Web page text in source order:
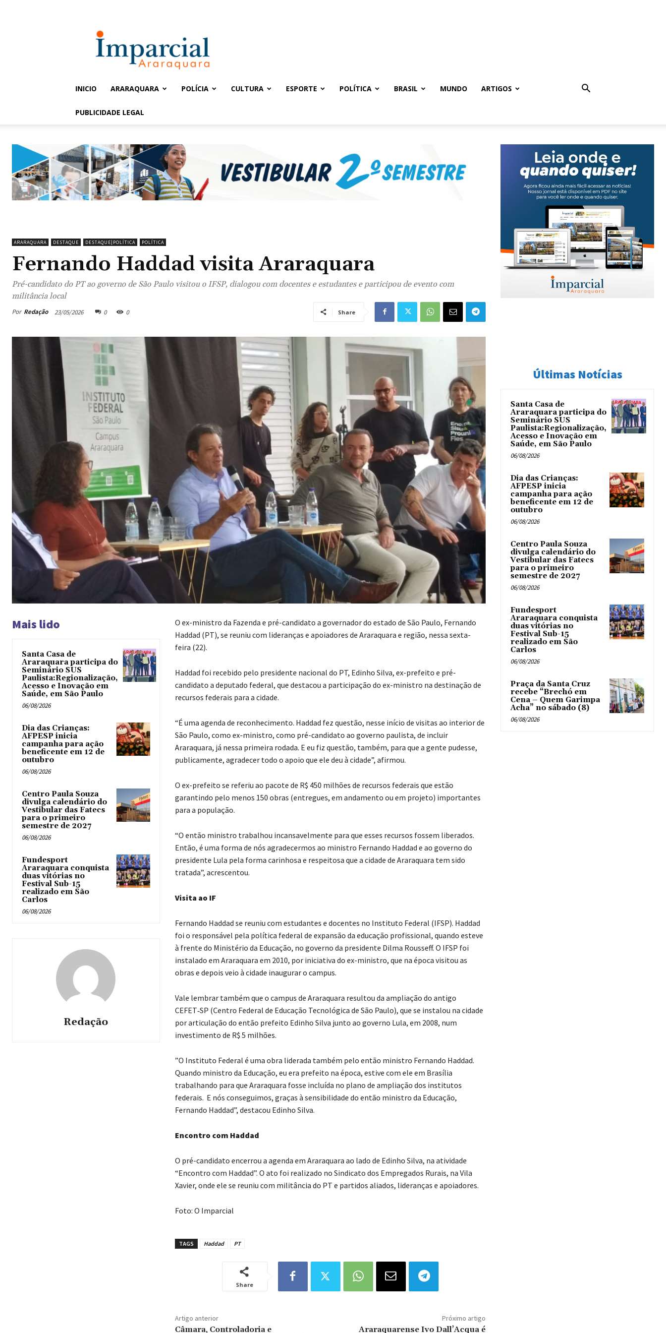
Imparcial
INICIO ARARAQUARA POLÍCIA CULTURA ESPORTE POLÍTICA BRASIL MUNDO ARTIGOS
PUBLICIDADE LEGAL
ARARAQUARA DESTAQUE DESTAQUE|POLÍTICA POLÍTICA
Fernando Haddad visita Araraquara
Pré-candidato do PT ao governo de São Paulo visitou o IFSP, dialogou com docentes e estudantes e participou de evento com
militância local
Por Redação 23/05/2026 0 0 Share
Mais lido
Santa Casa de
Araraquara participa do
Seminário SUS
Paulista:Regionalização,
Acesso e Inovação em
Saúde, em São Paulo
06/08/2026
Dia das Crianças:
AFPESP inicia
campanha para ação
beneficente em 12 de
outubro
06/08/2026
Centro Paula Souza
divulga calendário do
Vestibular das Fatecs
para o primeiro
semestre de 2027
06/08/2026
Fundesport
Araraquara conquista
duas vitórias no
Festival Sub-15
realizado em São
Carlos
06/08/2026
Redação
O ex-ministro da Fazenda e pré-candidato a governador do estado de São Paulo, Fernando
Haddad (PT), se reuniu com lideranças e apoiadores de Araraquara e região, nessa sexta-
feira (22).
Haddad foi recebido pelo presidente nacional do PT, Edinho Silva, ex-prefeito e pré-
candidato a deputado federal, que destacou a participação do ex-ministro na destinação de
recursos federais para a cidade.
“É uma agenda de reconhecimento. Haddad fez questão, nesse início de visitas ao interior de
São Paulo, como ex-ministro, como pré-candidato ao governo paulista, de incluir
Araraquara, já nessa primeira rodada. E eu fiz questão, também, para que a gente pudesse,
publicamente, agradecer todo o apoio que ele deu à cidade”, afirmou.
O ex-prefeito se referiu ao pacote de R$ 450 milhões de recursos federais que estão
garantindo pelo menos 150 obras (entregues, em andamento ou em projeto) importantes
para a população.
“O então ministro trabalhou incansavelmente para que esses recursos fossem liberados.
Então, é uma forma de nós agradecermos ao ministro Fernando Haddad e ao governo do
presidente Lula pela forma carinhosa e respeitosa que a cidade de Araraquara tem sido
tratada”, acrescentou.
Visita ao IF
Fernando Haddad se reuniu com estudantes e docentes no Instituto Federal (IFSP). Haddad
foi o responsável pela política federal de expansão da educação profissional, quando esteve
à frente do Ministério da Educação, no governo da presidente Dilma Rousseff. O IFSP foi
instalado em Araraquara em 2010, por iniciativa do ex-ministro, que na época visitou as
obras e depois veio à cidade inaugurar o campus.
Vale lembrar também que o campus de Araraquara resultou da ampliação do antigo
CEFET‑SP (Centro Federal de Educação Tecnológica de São Paulo), que se instalou na cidade
por articulação do então prefeito Edinho Silva junto ao governo Lula, em 2008, num
investimento de R$ 5 milhões.
”O Instituto Federal é uma obra liderada também pelo então ministro Fernando Haddad.
Quando ministro da Educação, eu era prefeito na época, estive com ele em Brasília
trabalhando para que Araraquara fosse incluída no plano de ampliação dos institutos
federais. E nós conseguimos, graças à sensibilidade do então ministro da Educação,
Fernando Haddad”, destacou Edinho Silva.
Encontro com Haddad
O pré-candidato encerrou a agenda em Araraquara ao lado de Edinho Silva, na atividade
“Encontro com Haddad”. O ato foi realizado no Sindicato dos Empregados Rurais, na Vila
Xavier, onde ele se reuniu com militância do PT e partidos aliados, lideranças e apoiadores.
Foto: O Imparcial
TAGS Haddad PT
Share
Artigo anterior
Câmara, Controladoria e
Próximo artigo
Araraquarense Ivo Dall’Acqua é
Últimas Notícias
Santa Casa de
Araraquara participa do
Seminário SUS
Paulista:Regionalização,
Acesso e Inovação em
Saúde, em São Paulo
06/08/2026
Dia das Crianças:
AFPESP inicia
campanha para ação
beneficente em 12 de
outubro
06/08/2026
Centro Paula Souza
divulga calendário do
Vestibular das Fatecs
para o primeiro
semestre de 2027
06/08/2026
Fundesport
Araraquara conquista
duas vitórias no
Festival Sub-15
realizado em São
Carlos
06/08/2026
Praça da Santa Cruz
recebe “Brechó em
Cena – Quem Garimpa
Acha” no sábado (8)
06/08/2026